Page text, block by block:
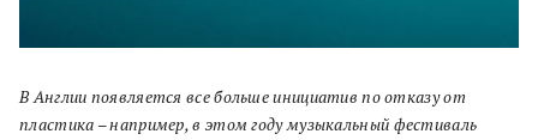
В Англии появляется все больше инициатив по отказу от
пластика – например, в этом году музыкальный фестиваль